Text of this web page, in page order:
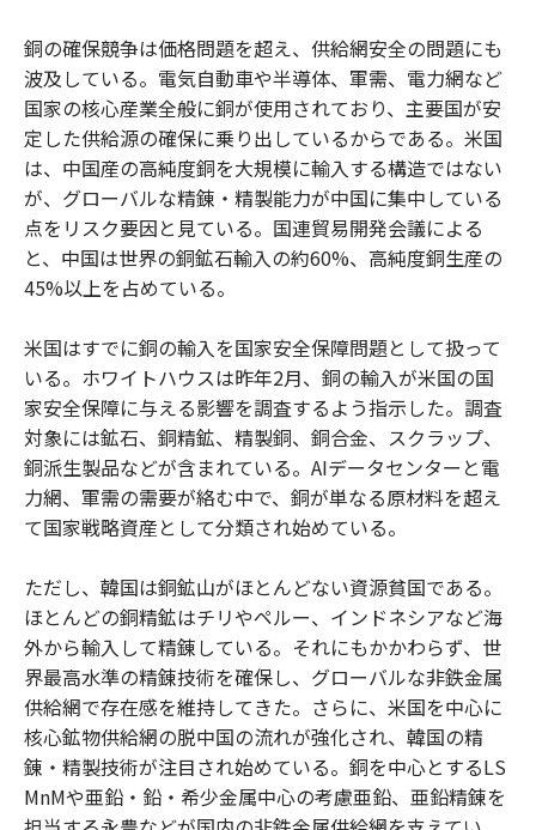
銅の確保競争は価格問題を超え、供給網安全の問題にも
波及している。電気自動車や半導体、軍需、電力網など
国家の核心産業全般に銅が使用されており、主要国が安
定した供給源の確保に乗り出しているからである。米国
は、中国産の高純度銅を大規模に輸入する構造ではない
が、グローバルな精錬・精製能力が中国に集中している
点をリスク要因と見ている。国連貿易開発会議による
と、中国は世界の銅鉱石輸入の約60%、高純度銅生産の
45%以上を占めている。
米国はすでに銅の輸入を国家安全保障問題として扱って
いる。ホワイトハウスは昨年2月、銅の輸入が米国の国
家安全保障に与える影響を調査するよう指示した。調査
対象には鉱石、銅精鉱、精製銅、銅合金、スクラップ、
銅派生製品などが含まれている。AIデータセンターと電
力網、軍需の需要が絡む中で、銅が単なる原材料を超え
て国家戦略資産として分類され始めている。
ただし、韓国は銅鉱山がほとんどない資源貧国である。
ほとんどの銅精鉱はチリやペルー、インドネシアなど海
外から輸入して精錬している。それにもかかわらず、世
界最高水準の精錬技術を確保し、グローバルな非鉄金属
供給網で存在感を維持してきた。さらに、米国を中心に
核心鉱物供給網の脱中国の流れが強化され、韓国の精
錬・精製技術が注目され始めている。銅を中心とするLS
MnMや亜鉛・鉛・希少金属中心の考慮亜鉛、亜鉛精錬を